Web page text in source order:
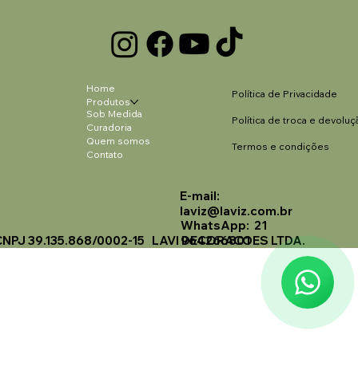
Home
Produtos
Sob Medida
Curadoria
Quem somos
Contato
Política de Privacidade
Política de troca e
Termos e condições
E-mail:
laviz@laviz.com.br
WhatsApp: 21
964266801
39.135.868/0002-15 LAVI DECORACOES LTDA.
🗓️ Opening Hours: Mon-Fri 9:00 - 16:00
Laviz Home Decor